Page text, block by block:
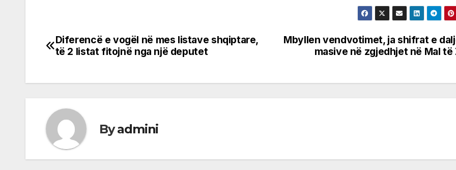
Post
Mbyllen vendvotimet, ja shifrat e
masive në zgjedhjet në Mal të
Diferencë e vogël në mes listave shqiptare,
të 2 listat fitojnë nga një deputet
Byadmini